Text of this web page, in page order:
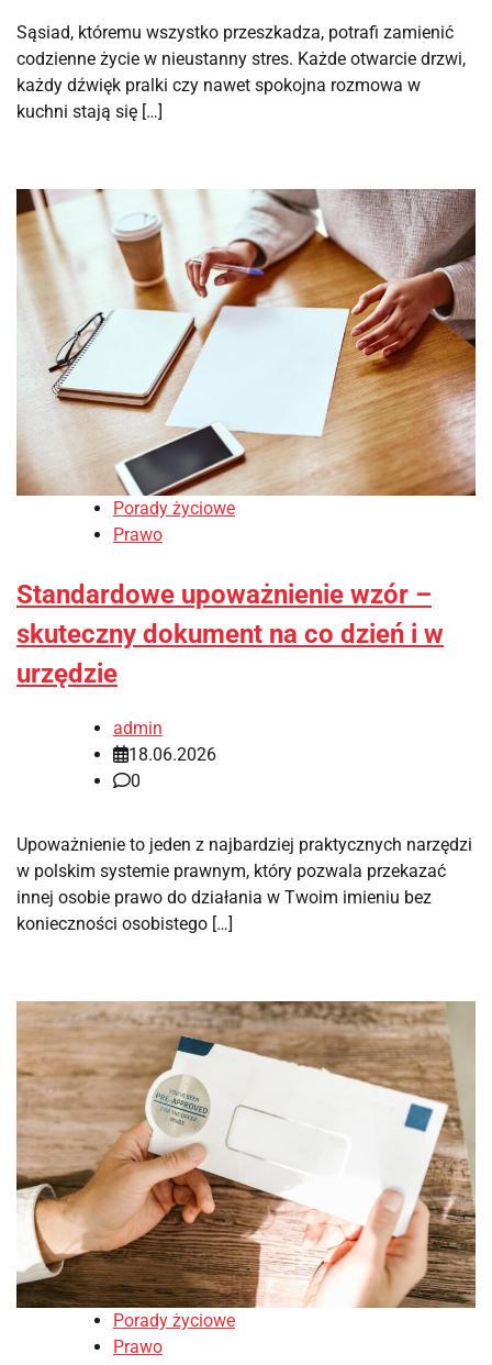
Sąsiad, któremu wszystko przeszkadza, potrafi zamienić
codzienne życie w nieustanny stres. Każde otwarcie drzwi,
każdy dźwięk pralki czy nawet spokojna rozmowa w
kuchni stają się […]
Porady życiowe
Prawo
Standardowe upoważnienie wzór –
skuteczny dokument na co dzień i w
urzędzie
admin
18.06.2026
0
Upoważnienie to jeden z najbardziej praktycznych narzędzi
w polskim systemie prawnym, który pozwala przekazać
innej osobie prawo do działania w Twoim imieniu bez
konieczności osobistego […]
Porady życiowe
Prawo